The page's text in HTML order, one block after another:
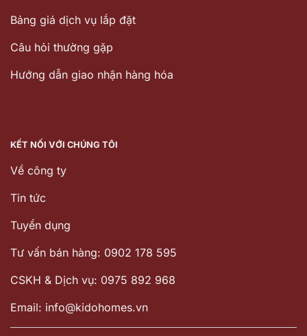
Bảng giá dịch vụ lắp đặt
Câu hỏi thường gặp
Hướng dẫn giao nhận hàng hóa
KẾT NỐI VỚI CHÚNG TÔI
Về công ty
Tin tức
Tuyển dụng
Tư vấn bán hàng: 0902 178 595
CSKH & Dịch vụ: 0975 892 968
Email: info@kidohomes.vn